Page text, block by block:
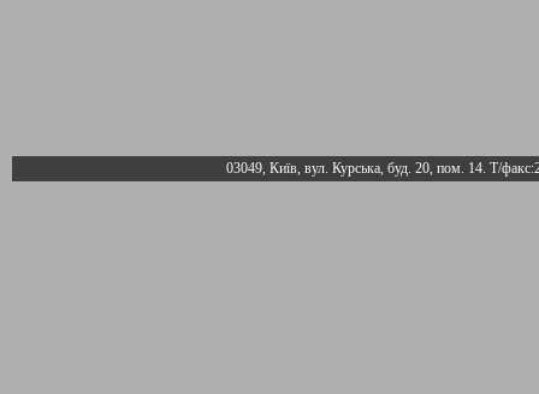
03049, Київ, вул. Курська, буд. 20, пом. 14. Т/